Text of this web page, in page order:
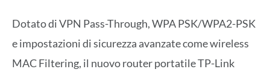
Dotato di VPN Pass-Through, WPA PSK/WPA2-PSK
e impostazioni di sicurezza avanzate come wireless
MAC Filtering, il nuovo router portatile TP-Link